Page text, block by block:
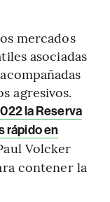
mercados
asociadas
agresivos.
la Reserva
rápido en
Volcker
contener la